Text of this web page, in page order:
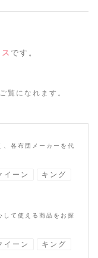
です。
覧になれます。
、各布団メーカーを代
イーン キング
して使える商品をお探
イーン キング